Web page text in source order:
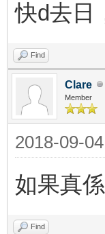
快d去日
Find
Clare
Member
2018-09-
如果真
Find